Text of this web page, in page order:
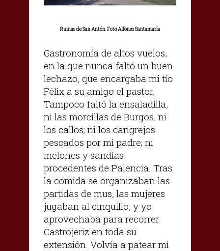
Ruinas de San Antón. Foto Alfonso Santamaría
Gastronomía de altos vuelos,
en la que nunca faltó un buen
lechazo, que encargaba mi tío
Félix a su amigo el pastor.
Tampoco faltó la ensaladilla,
ni las morcillas de Burgos, ni
los callos; ni los cangrejos
pescados por mi padre; ni
melones y sandías
procedentes de Palencia. Tras
la comida se organizaban las
partidas de mus, las mujeres
jugaban al cinquillo, y yo
aprovechaba para recorrer
Castrojeriz en toda su
extensión. Volvía a patear mi